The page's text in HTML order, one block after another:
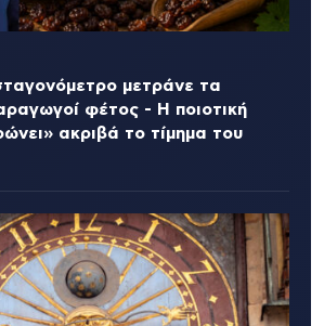
μετράνε τα
φέτος - Η ποιοτική
ακριβά το τίμημα του